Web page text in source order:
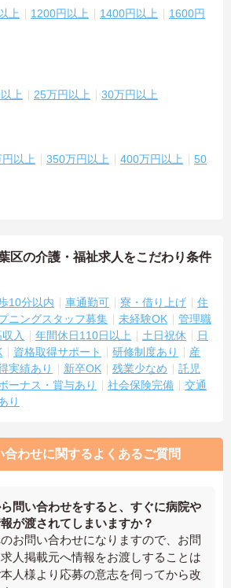
上 1200円以上 1400円以上
1600円
上 25万円以上 30万円以上
以上 350万円以上 400万円以上
50
区の介護・福祉求人をこだわり条件
10分以内 車通勤可 寮・借り上げ
住
ニングスタッフ募集 未経験OK
管理職
入 年間休日110日以上 土日祝休
日
資格取得サポート 研修制度あり
産
実績あり
新卒OK 残業少なめ
託児
ーナス・賞与あり 社会保険完備
交通
り
合わせに関するよくあるご質問
問い合わせをすると、すぐに病院や
が渡されてしまいますか？
お問い合わせになりますので、お問
人掲載元へ情報をお渡しすることは
人様より応募の意志を伺ってから改